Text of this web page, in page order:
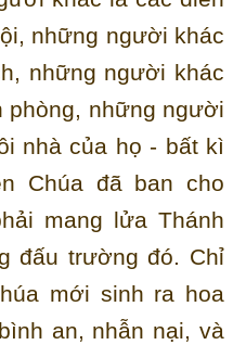
những người khác
những người khác
phòng, những người
nhà của họ - bất kì
Chúa đã ban cho
mang lửa Thánh
đấu trường đó. Chỉ
mới sinh ra hoa
an, nhẫn nại, và